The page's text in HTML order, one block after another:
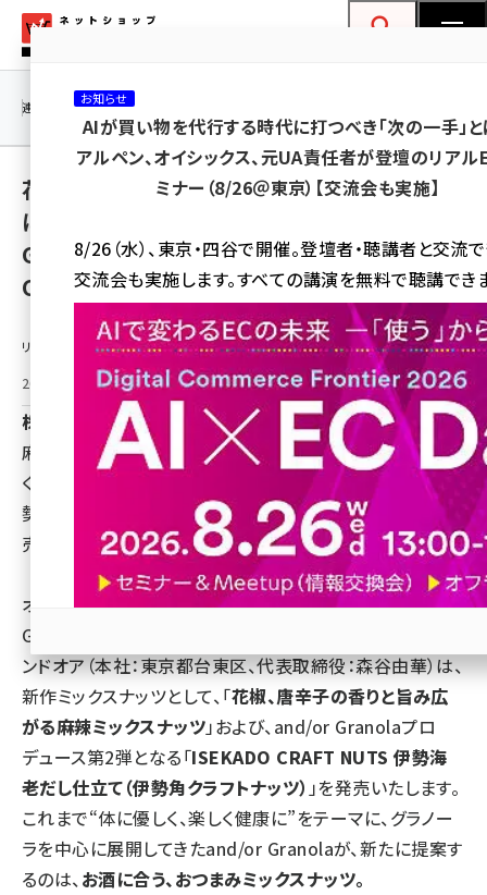
ン
ネットショップ担当者フォーラム
amazon (2249)
yahoo (1901)
楽天 (1871)
ecbeing (1207)
アスクル (1119)
base (1077)
revico (740)
連載・特集 |
花椒香る“麻辣ミックスナッツ”が新登場。お酒
に合う、おつまみナッツを新提案！and/or
Granolaプロデュース第2弾「ISEKADO
CRAFT NUTS 伊勢海老だし仕立て」も発売！
リリース情報提供元：
2026年6月8日 14:00
株式会社アンドオア
麻辣湯（マーラータン）でも人気の“麻辣味”をand/orらし
く。花椒香る麻辣ミックスナッツと、クラフトビールに合う伊
勢海老だし仕立てのクラフトナッツ。父の日限定セットも発
売。
オーガニック・グルテンフリーのグラノーラ専門店「and/or
Granola（アンドオア グラノーラ）」を運営する株式会社ア
ンドオア（本社：東京都台東区、代表取締役：森谷由華）は、
新作ミックスナッツとして、「花椒、唐辛子の香りと旨み広
がる麻辣ミックスナッツ」および、and/or Granolaプロ
デュース第2弾となる「ISEKADO CRAFT NUTS 伊勢海
老だし仕立て（伊勢角クラフトナッツ）」を発売いたします。
これまで“体に優しく、楽しく健康に”をテーマに、グラノー
ラを中心に展開してきたand/or Granolaが、新たに提案す
るのは、お酒に合う、おつまみミックスナッツ。
お知らせ
AIが買い物を代行する時代に打つべき「次の一手」と
アルペン、オイシックス、元UA責任者が登壇のリアル
ミナー（8/26＠東京）【交流会も実施】
8/26（水）、東京・四谷で開催。登壇者・聴講者と交流
交流会も実施します。すべての講演を無料で聴講でき
参加登録はこちら↑